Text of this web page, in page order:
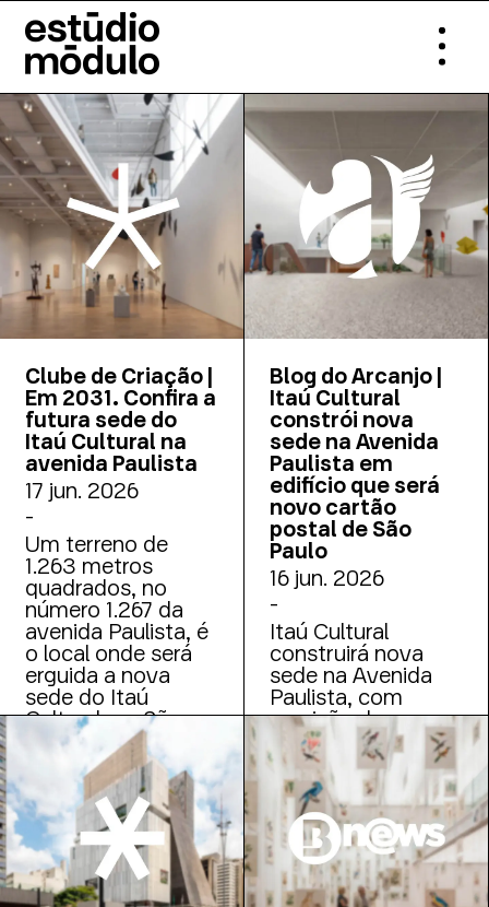
Clube de Criação |
Em 2031. Confira a
futura sede do
Itaú Cultural na
avenida Paulista
17 jun. 2026
-
Um terreno de
1.263 metros
quadrados, no
número 1.267 da
avenida Paulista, é
o local onde será
erguida a nova
sede do Itaú
Cultural em São
Paulo. A Fundação
Itaú anunciou a
construção do
edifício, situado ao
lado do Centro
Cultural Fiesp e a
poucos quarteirões
do Masp.
Blog do Arcanjo |
Itaú Cultural
constrói nova
sede na Avenida
Paulista em
edifício que será
novo cartão
postal de São
Paulo
16 jun. 2026
-
Itaú Cultural
construirá nova
sede na Avenida
Paulista, com
previsão de
inauguração para
2031